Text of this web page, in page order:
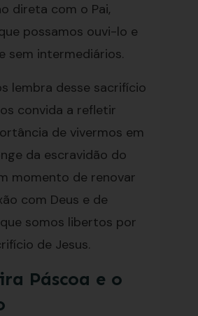
direta com o Pai,
possamos ouvi-lo e
sem intermediários.
lembra desse sacrifício
convida a refletir
de vivermos em
da escravidão do
momento de renovar
com Deus e de
somos libertos por
de Jesus.
Páscoa e o